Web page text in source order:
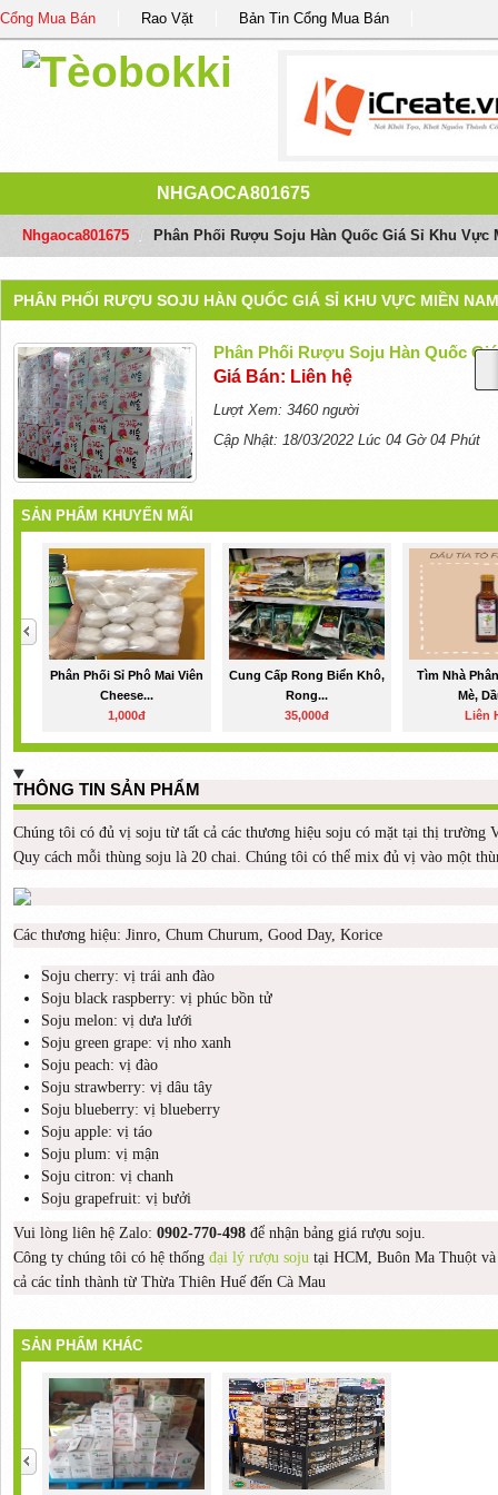
Cổng Mua Bán Rao Vặt Bản Tin Cổng Mua Bán
NHGAOCA801675
Nhgaoca801675 Phân Phối Rượu Soju Hàn Quốc Giá Sỉ Khu Vực
PHÂN PHỐI RƯỢU SOJU HÀN QUỐC GIÁ SỈ KHU VỰC MIỀN NAM
Phân Phối Rượu Soju Hàn Quốc
Giá Bán: Liên hệ
Lượt Xem: 3460 người
Cập Nhật: 18/03/2022 Lúc 04 Gờ 04 Phút
SẢN PHẨM KHUYẾN MÃI
Phân Phối Sỉ Phô Mai Viên
Cheese...
1,000đ
Cung Cấp Rong Biển Khô,
Rong...
35,000đ
Tìm Nhà
Mè,
Liên
THÔNG TIN SẢN PHẨM
Chúng tôi có đủ vị soju từ tất cả các thương hiệu soju có mặt tại thị trường
Quy cách mỗi thùng soju là 20 chai. Chúng tôi có thể mix đủ vị vào một
Các thương hiệu: Jinro, Chum Churum, Good Day, Korice
Soju cherry: vị trái anh đào
Soju black raspberry: vị phúc bồn tử
Soju melon: vị dưa lưới
Soju green grape: vị nho xanh
Soju peach: vị đào
Soju strawberry: vị dâu tây
Soju blueberry: vị blueberry
Soju apple: vị táo
Soju plum: vị mận
Soju citron: vị chanh
Soju grapefruit: vị bưởi
Vui lòng liên hệ Zalo: 0902-770-498để nhận bảng giá rượu soju.
Công ty chúng tôi có hệ thống đại lý rượu soju tại HCM, Buôn Ma Thuột
cả các tỉnh thành từ Thừa Thiên Huế đến Cà Mau
SẢN PHẨM KHÁC